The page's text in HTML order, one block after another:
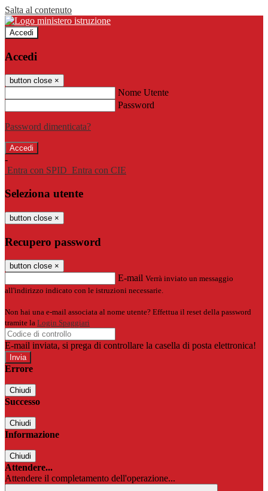
Salta al contenuto
Accedi
Accedi
button close ×
Nome Utente
Password
Password dimenticata?
-
Entra con SPID Entra con CIE
Seleziona utente
button close ×
Recupero password
button close ×
E-mail Verrà inviato un messaggio
all'indirizzo indicato con le istruzioni necessarie.
Non hai una e-mail associata al nome utente? Effettua il reset della password
tramite la Login Spaggiari
E-mail inviata, si prega di controllare la casella di posta elettronica!
Errore
Chiudi
Successo
Chiudi
Informazione
Chiudi
Attendere...
Attendere il completamento dell'operazione...